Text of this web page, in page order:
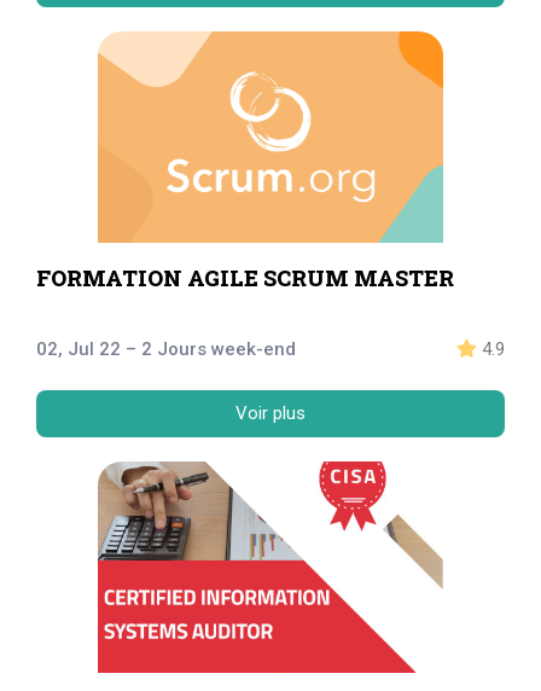
FORMATION AGILE SCRUM MASTER
02, Jul 22 – 2 Jours week-end 4.9
Voir plus